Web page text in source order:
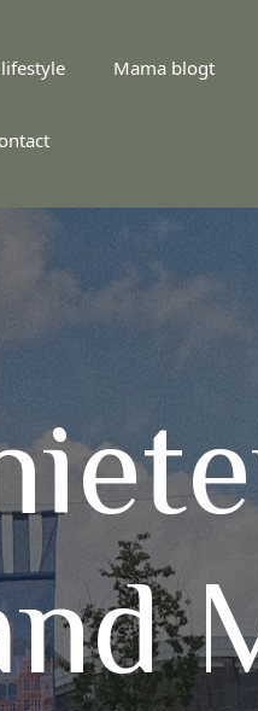
Mama blogt